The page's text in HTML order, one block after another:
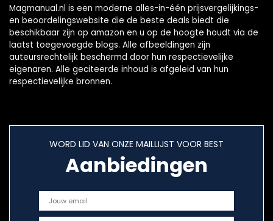
Magmanual.nl is een moderne alles-in-één prijsvergelijkings-
en beoordelingswebsite die de beste deals biedt die
beschikbaar zijn op amazon en u op de hoogte houdt via de
laatst toegevoegde blogs. Alle afbeeldingen zijn
auteursrechtelijk beschermd door hun respectievelijke
eigenaren. Alle geciteerde inhoud is afgeleid van hun
respectievelijke bronnen.
WORD LID VAN ONZE MAILLIJST VOOR BEST
Aanbiedingen